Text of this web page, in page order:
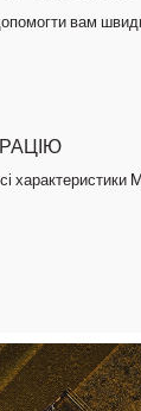
вам
характеристики